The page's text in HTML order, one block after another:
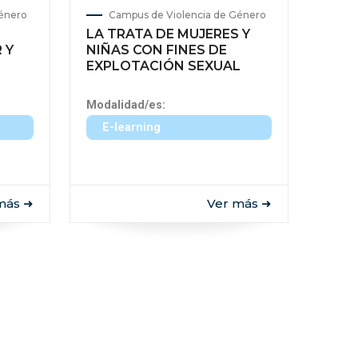
Y
➜
Campus de Violencia de Género
LA TRATA DE MUJERES Y
NIÑAS CON FINES DE
EXPLOTACIÓN SEXUAL
Modalidad/es:
E-learning
Ver más ➜